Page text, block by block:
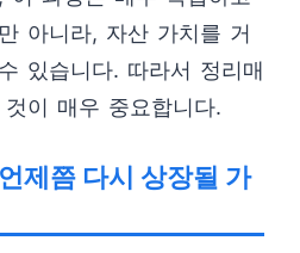
아니라, 자산 가치를 거
있습니다. 따라서 정리매
이 매우 중요합니다.
제쯤 다시 상장될 가